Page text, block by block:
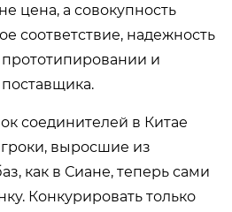
цена, а совокупность
соответствие, надежность
прототипировании и
соединителей в Китае
выросшие из
как в Сиане, теперь сами
Конкурировать только